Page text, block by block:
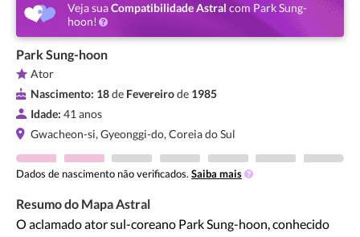
Veja suaCompatibilidade Astral com Park Sung-
hoon!
Park Sung-hoon
Ator
Nascimento: 18de Fevereirode 1985
Idade: 41 anos
Gwacheon-si, Gyeonggi-do, Coreia do Sul
Dados de nascimento não verificados. Saiba mais
Resumo do Mapa Astral
O aclamado ator sul-coreano Park Sung-hoon, conhecido